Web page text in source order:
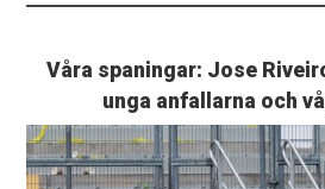
Våra spaningar: Jose
unga anfallarna och